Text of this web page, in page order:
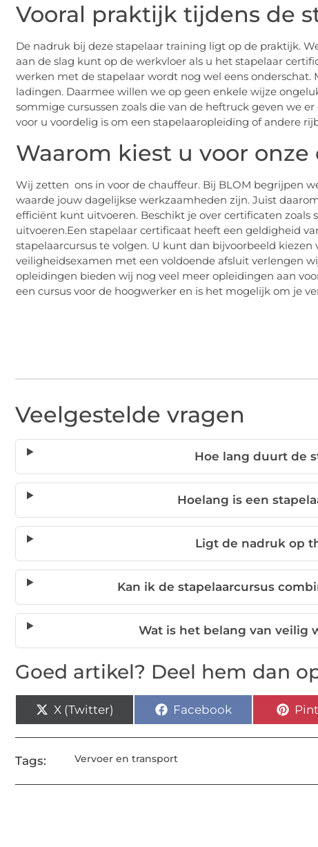
Vooral praktijk tijdens de
De nadruk bij deze stapelaar training ligt op de praktijk.
aan de slag kunt op de werkvloer als u het stapelaar
werken met de stapelaar wordt nog wel eens
ladingen. Daarmee willen we op geen enkele wijze
sommige cursussen zoals die van de heftruck geven we
voor u voordelig is om een stapelaaropleiding of andere
Waarom kiest u voor
Wij zetten ons in voor de chauffeur. Bij BLOM begrijpen
waarde jouw dagelijkse werkzaamheden zijn. Juist
efficiënt kunt uitvoeren. Beschikt je over certificaten zoals
uitvoeren.Een stapelaar certificaat heeft een geldigheid
stapelaarcursus te volgen. U kunt dan bijvoorbeeld
veiligheidsexamen met een voldoende afsluit verlengen
opleidingen bieden wij nog veel meer opleidingen aan
een cursus voor de hoogwerker en is het mogelijk om je
Veelgestelde vragen
Hoe lang duurt de
Hoelang is een
Ligt de nadruk op
Kan ik de stapelaarcursus
Wat is het belang van veilig
Goed artikel? Deel hem dan
X (Twitter) Facebook
Tags: Vervoer en transport